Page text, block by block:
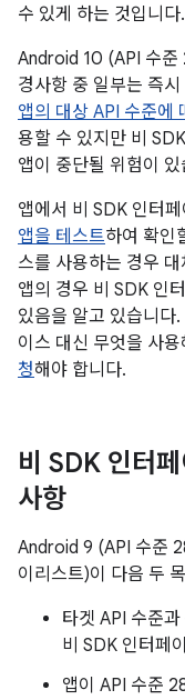
수 있게 하는 것입니다.
Android 10 (API 수준
경사항 중 일부는 즉
앱의 대상 API 수준에
용할 수 있지만 비
앱이 중단될 위험이 있
앱에서 비 SDK 인터
앱을 테스트하여 확인
스를 사용하는 경우
앱의 경우 비 SDK 인
있음을 알고 있습니다
이스 대신 무엇을 사
청해야 합니다.
비 SDK 인터
사항
Android 9 (API 수준
이리스트)이 다음 두
타겟 API 수준
비 SDK 인터페
앱이 API 수준